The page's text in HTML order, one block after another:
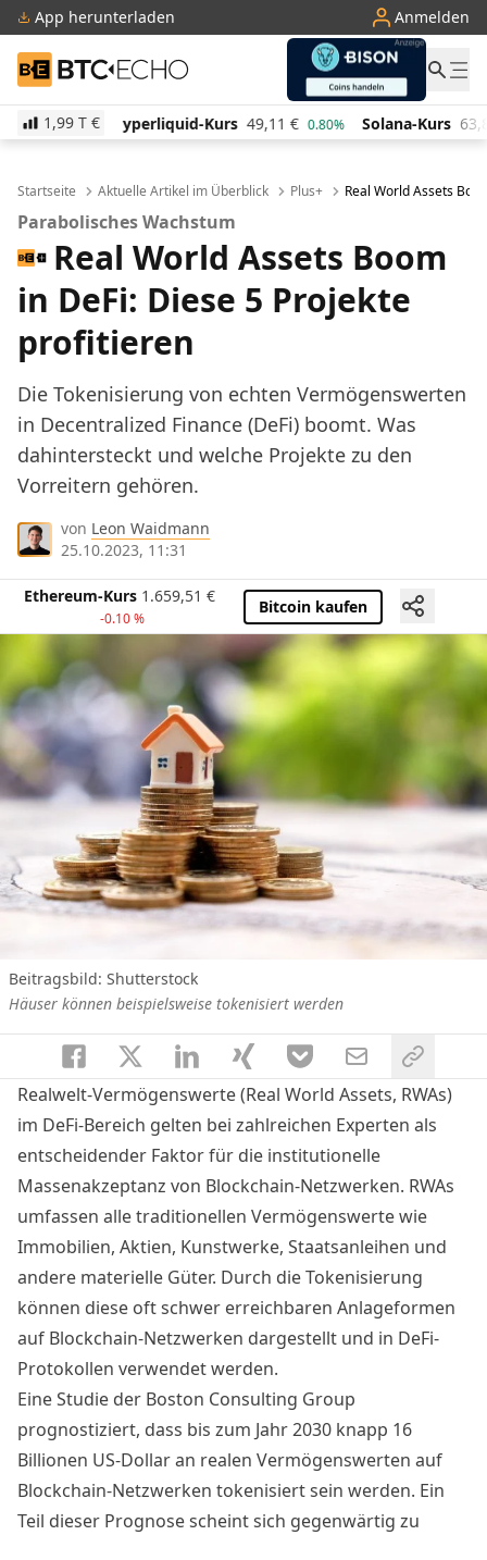
App herunterladen Anmelden
BTC-ECHO
1,99 T €
Kurs 49,11 € 0.80% Solana-Kurs 63,81 € -0.40% TRON-Kurs
Startseite Aktuelle Artikel im Überblick Plus+ Real World Assets
Parabolisches Wachstum
Real World Assets Boom
in DeFi: Diese 5 Projekte
profitieren
Die Tokenisierung von echten Vermögenswerten
in Decentralized Finance (DeFi) boomt. Was
dahintersteckt und welche Projekte zu den
Vorreitern gehören.
von Leon Waidmann
25.10.2023, 11:31
Ethereum-Kurs 1.659,51 €
-0.10 %
Bitcoin kaufen
Beitragsbild: Shutterstock
Häuser können beispielsweise tokenisiert werden
Realwelt-Vermögenswerte (Real World Assets, RWAs)
im DeFi-Bereich gelten bei zahlreichen Experten als
entscheidender Faktor für die institutionelle
Massenakzeptanz von Blockchain-Netzwerken. RWAs
umfassen alle traditionellen Vermögenswerte wie
Immobilien, Aktien, Kunstwerke, Staatsanleihen und
andere materielle Güter. Durch die Tokenisierung
können diese oft schwer erreichbaren Anlageformen
auf Blockchain-Netzwerken dargestellt und in DeFi-
Protokollen verwendet werden.
Eine Studie der Boston Consulting Group
prognostiziert, dass bis zum Jahr 2030 knapp 16
Billionen US-Dollar an realen Vermögenswerten auf
Blockchain-Netzwerken tokenisiert sein werden. Ein
Teil dieser Prognose scheint sich gegenwärtig zu